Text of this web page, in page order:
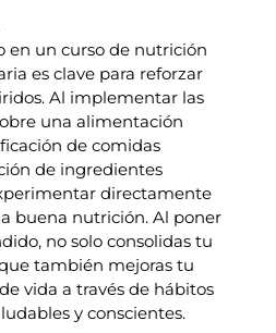
en un curso de nutrición
es clave para reforzar
Al implementar las
una alimentación
de comidas
de ingredientes
directamente
buena nutrición. Al poner
no solo consolidas tu
también mejoras tu
vida a través de hábitos
y conscientes.